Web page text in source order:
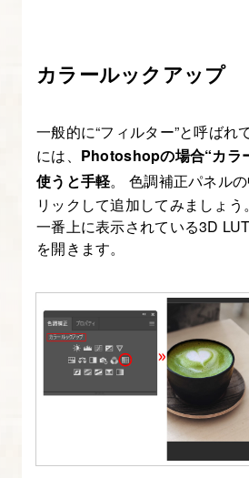
カラールックアップ
一般的に“フィルター”と呼ばれ
には、 Photoshopの場合“カラ
使うと手軽。 色調補正パネル
リックして追加してみましょう
一番上に表示されている3D
を開きます。